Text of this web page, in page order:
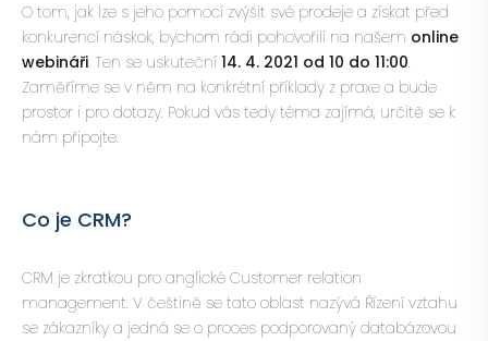
O tom, jak lze s jeho pomocí zvýšit své prodeje a získat před
konkurencí náskok, bychom rádi pohovořili na našem online
webináři. Ten se uskuteční 14. 4. 2021 od 10 do 11:00.
Zaměříme se v něm na konkrétní příklady z praxe a bude
prostor i pro dotazy. Pokud vás tedy téma zajímá, určitě se k
nám připojte.
Co je CRM?
CRM je zkratkou pro anglické Customer relation
management. V češtině se tato oblast nazývá Řízení vztahu
se zákazníky a jedná se o proces podporovaný databázovou